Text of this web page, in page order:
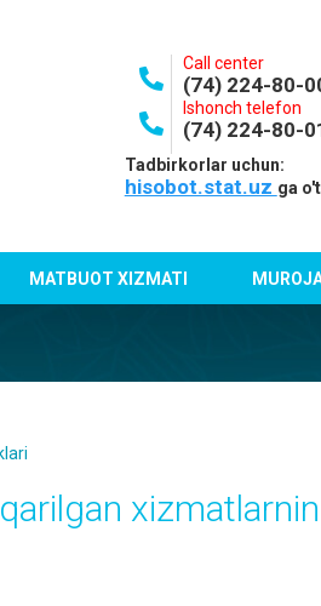
Call center
(74) 224-80-
Ishonch telefon
(74) 224-80-
Tadbirkorlar uchun:
hisobot.stat.uz ga
MATBUOT XIZMATI